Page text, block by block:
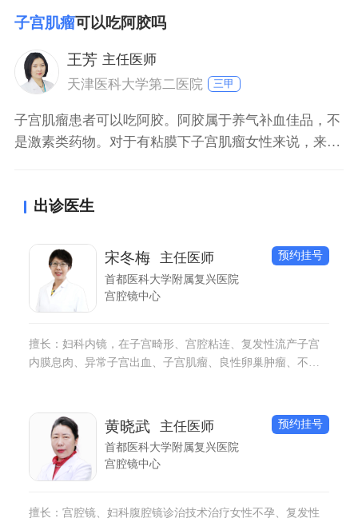
前方摸到一个硬硬的，形态不规则的包块，便有可能是
增大的子宫。但是，最主要还是通过B超才能明确是否
是因为长了子宫肌瘤导致的子宫增大内，因为也有可能
是肚子里长了其他包块。
子宫肌瘤可以吃阿胶吗
王芳 主任医师
天津医科大学第二医院
三甲
子宫肌瘤患者可以吃阿胶。阿胶属于养气补血佳品，不
是激素类药物。对于有粘膜下子宫肌瘤女性来说，来月
说，不可以吃激素含量丰富食物，比如黄豆、黑豆、蜂
出诊医生
宋冬梅 主任医师
首都医科大学附属复兴医院
宫腔镜中心
预约挂号
擅长：妇科内镜，在子宫畸形、宫腔粘连、复发性流产子宫
内膜息肉、异常子宫出血、子宫肌瘤、良性卵巢肿瘤、不孕
黄晓武 主任医师
首都医科大学附属复兴医院
宫腔镜中心
预约挂号
擅长：宫腔镜、妇科腹腔镜诊治技术治疗女性不孕、复发性